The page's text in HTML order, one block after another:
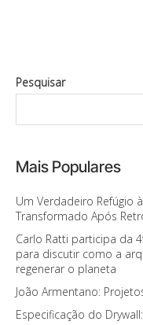
Pesquisar
Mais Populares
Um Verdadeiro Refúgio
Transformado Após
Carlo Ratti participa da
para discutir como a
regenerar o planeta
João Armentano:
Especificação do